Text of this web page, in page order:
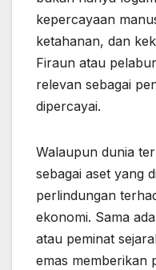
kepercayaan
ketahanan, dan
Firaun atau
relevan sebagai
dipercayai.
Walaupun dunia
sebagai aset yang
perlindungan
ekonomi. Sama
atau peminat
emas memberikan